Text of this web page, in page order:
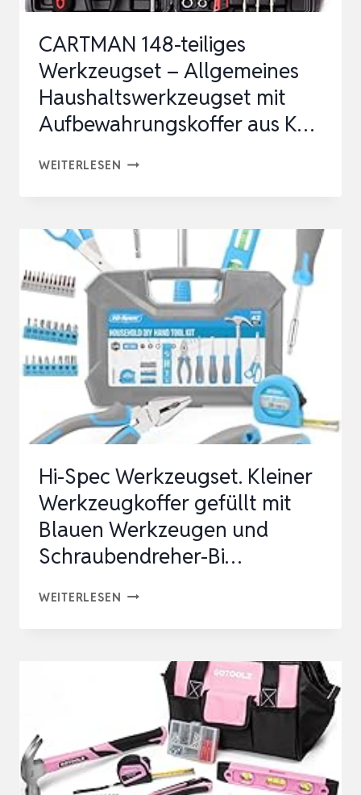
CARTMAN 148-teiliges
Werkzeugset – Allgemeines
Haushaltswerkzeugset mit
Aufbewahrungskoffer aus K…
WEITERLESEN CARTMAN
WERKZEUGSET
ALLGEMEINES
HAUSHALTSWERKZEUGSET
MIT
AUFBEWAHRUNGSKOFFER
AUS
K…
Hi-Spec Werkzeugset. Kleiner
Werkzeugkoffer gefüllt mit
Blauen Werkzeugen und
Schraubendreher-Bi…
WEITERLESEN HI-
KLEINER
WERKZEUGKOFFER
GEFÜLLT
MIT
BLAUEN
WERKZEUGEN